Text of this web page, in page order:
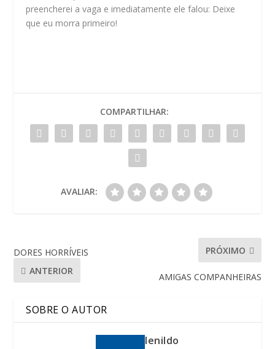
preencherei a vaga e imediatamente ele falou: Deixe
que eu morra primeiro!
COMPARTILHAR:
AVALIAR:
DORES HORRÍVEIS
ANTERIOR
PRÓXIMO
AMIGAS COMPANHEIRAS
SOBRE O AUTOR
lenildo